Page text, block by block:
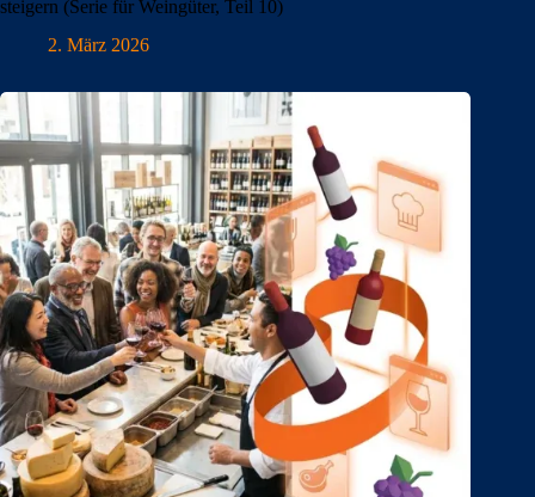
steigern (Serie für Weingüter, Teil 10)
2. März 2026